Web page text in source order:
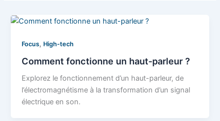
Focus, High-tech
Comment fonctionne un haut-parleur ?
Explorez le fonctionnement d’un haut-parleur, de
l’électromagnétisme à la transformation d’un signal
électrique en son.